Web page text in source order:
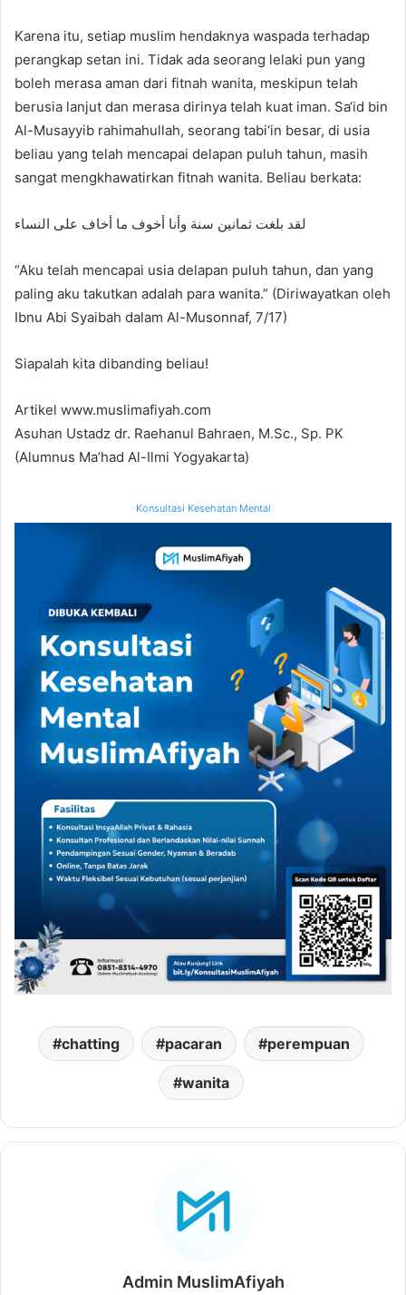
Karena itu, setiap muslim hendaknya waspada terhadap
perangkap setan ini. Tidak ada seorang lelaki pun yang
boleh merasa aman dari fitnah wanita, meskipun telah
berusia lanjut dan merasa dirinya telah kuat iman. Sa‘id bin
Al-Musayyib rahimahullah, seorang tabi‘in besar, di usia
beliau yang telah mencapai delapan puluh tahun, masih
sangat mengkhawatirkan fitnah wanita. Beliau berkata:
لقد بلغت ثمانين سنة وأنا أخوف ما أخاف على النساء
“Aku telah mencapai usia delapan puluh tahun, dan yang
paling aku takutkan adalah para wanita.” (Diriwayatkan oleh
Ibnu Abi Syaibah dalam Al-Musonnaf, 7/17)
Siapalah kita dibanding beliau!
Artikel www.muslimafiyah.com
Asuhan Ustadz dr. Raehanul Bahraen, M.Sc., Sp. PK
(Alumnus Ma’had Al-Ilmi Yogyakarta)
Konsultasi Kesehatan Mental
chatting pacaran perempuan
wanita
Admin MuslimAfiyah